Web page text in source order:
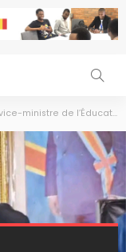
nationale face aux cadres provinciaux sur les problèmes des enseignants